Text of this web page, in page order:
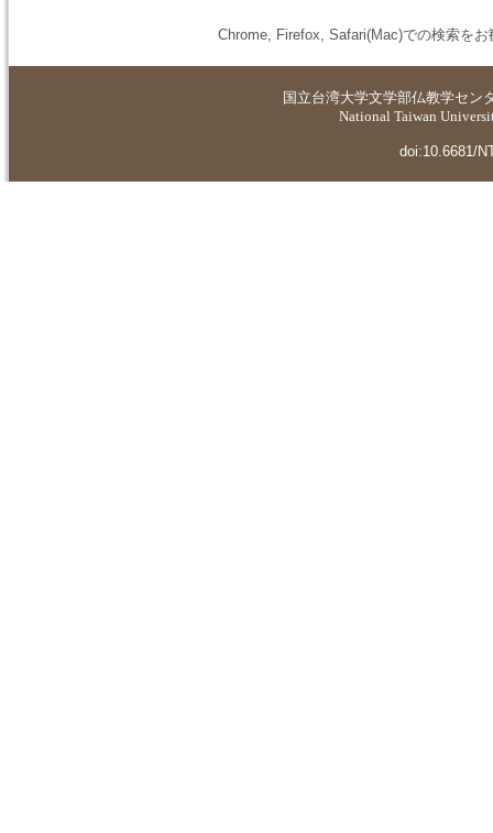
Chrome, Firefox, Safari(Mac)での検索を
国立台湾大学文学部仏教学セン
National Taiwan
doi:10.6681/